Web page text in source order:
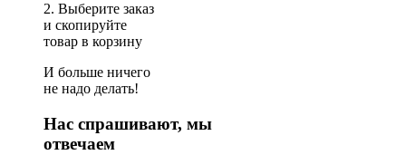
2. Выберите заказ
и скопируйте
товар в корзину
И больше ничего
не надо делать!
Нас спрашивают, мы
отвечаем